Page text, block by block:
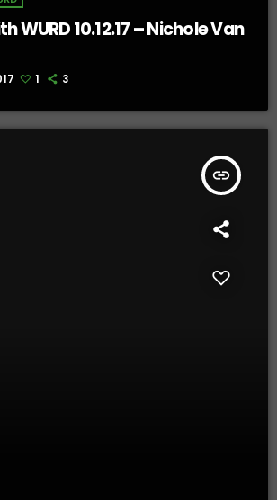
WURD 10.12.17 – Nichole Van
1 3
insert_link